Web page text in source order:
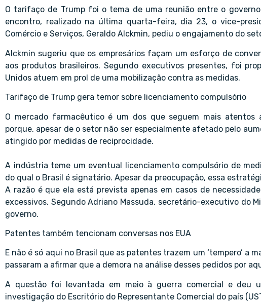
O tarifaço de Trump foi o tema de uma reunião entre o
encontro, realizado na última quarta-feira, dia 23, o vice-
Comércio e Serviços, Geraldo Alckmin, pediu o engajamento do
Alckmin sugeriu que os empresários façam um esforço de
aos produtos brasileiros. Segundo executivos presentes, foi
Unidos atuem em prol de uma mobilização contra as medidas.
Tarifaço de Trump gera temor sobre licenciamento compulsório
O mercado farmacêutico é um dos que seguem mais atentos
porque, apesar de o setor não ser especialmente afetado pelo
atingido por medidas de reciprocidade.
A indústria teme um eventual licenciamento compulsório de
do qual o Brasil é signatário. Apesar da preocupação, essa
A razão é que ela está prevista apenas em casos de
excessivos. Segundo Adriano Massuda, secretário-executivo do
governo.
Patentes também tencionam conversas nos EUA
E não é só aqui no Brasil que as patentes trazem um ‘tempero’ a
passaram a afirmar que a demora na análise desses pedidos por
A questão foi levantada em meio à guerra comercial e deu
investigação do Escritório do Representante Comercial do país